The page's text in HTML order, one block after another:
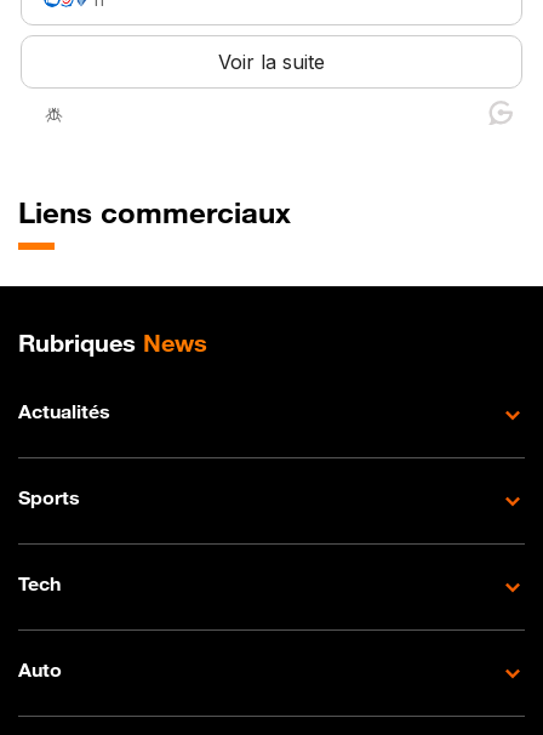
Liens commerciaux
Plan de site
Rubriques News
Actualités
Sports
Tech
Auto